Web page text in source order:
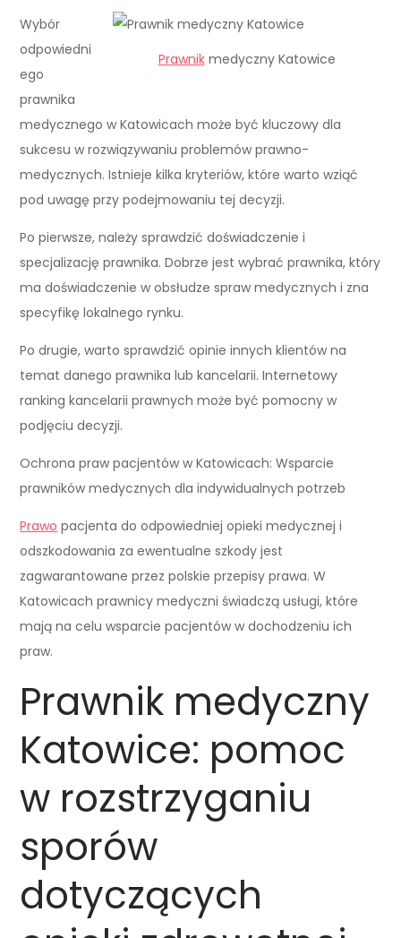
Prawnikmedyczny Katowice
Wybór
odpowiedni
ego
prawnika
medycznego w Katowicach może być kluczowy dla
sukcesu w rozwiązywaniu problemów prawno-
medycznych. Istnieje kilka kryteriów, które warto wziąć
pod uwagę przy podejmowaniu tej decyzji.
Po pierwsze, należy sprawdzić doświadczenie i
specjalizację prawnika. Dobrze jest wybrać prawnika, który
ma doświadczenie w obsłudze spraw medycznych i zna
specyfikę lokalnego rynku.
Po drugie, warto sprawdzić opinie innych klientów na
temat danego prawnika lub kancelarii. Internetowy
ranking kancelarii prawnych może być pomocny w
podjęciu decyzji.
Ochrona praw pacjentów w Katowicach: Wsparcie
prawników medycznych dla indywidualnych potrzeb
Prawo pacjenta do odpowiedniej opieki medycznej i
odszkodowania za ewentualne szkody jest
zagwarantowane przez polskie przepisy prawa. W
Katowicach prawnicy medyczni świadczą usługi, które
mają na celu wsparcie pacjentów w dochodzeniu ich
praw.
Prawnik medyczny
Katowice: pomoc
w rozstrzyganiu
sporów
dotyczących